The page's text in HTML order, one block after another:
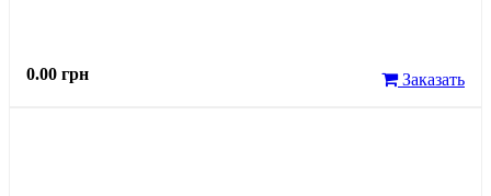
0.00 грн Заказать